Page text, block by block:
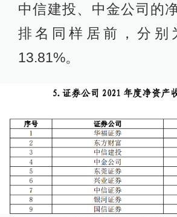
中信建投、中金公司的
排名同样居前，分别
13.81%。